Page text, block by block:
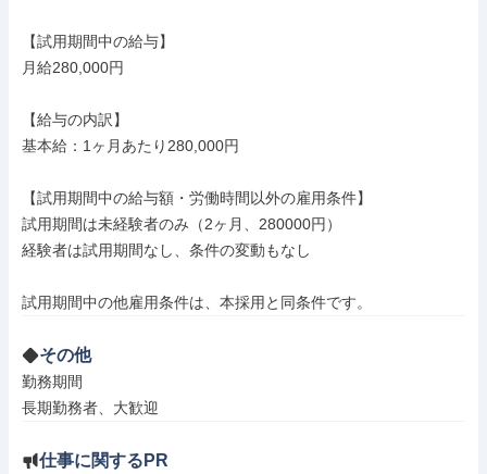
【試用期間中の給与】
月給280,000円
【給与の内訳】
基本給：1ヶ月あたり280,000円
【試用期間中の給与額・労働時間以外の雇用条件】
試用期間は未経験者のみ（2ヶ月、280000円）
経験者は試用期間なし、条件の変動もなし
試用期間中の他雇用条件は、本採用と同条件です。
その他
勤務期間
長期勤務者、大歓迎
仕事に関するPR